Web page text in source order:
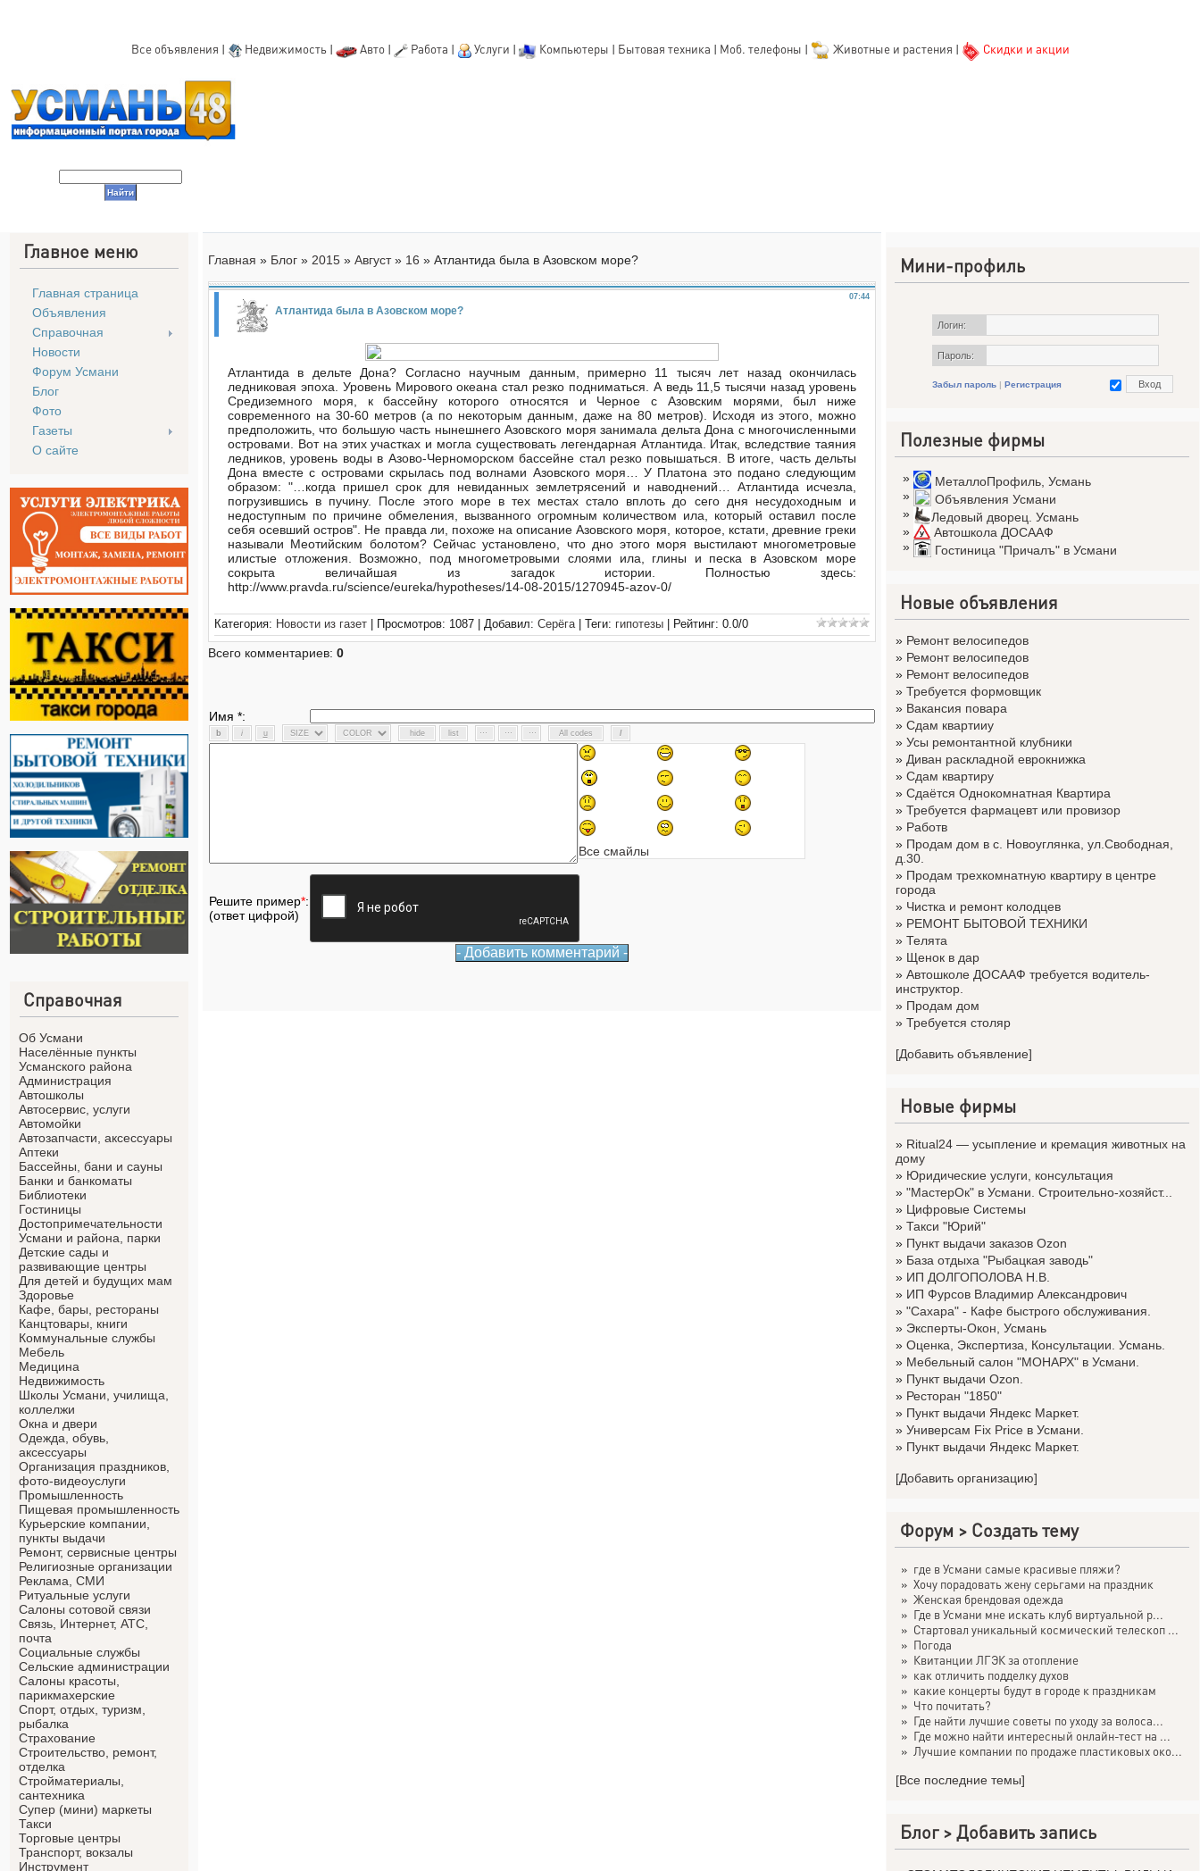
Все объявления | Недвижимость | Авто| Работа | Услуги | Компьютеры | Бытовая техника | Моб. телефоны | Животные и растения | Скидки и акции
Главное меню
Главная страница
Объявления
Справочная
Новости
Форум Усмани
Блог
Фото
Газеты
О сайте
Справочная
Об Усмани
Населённые пункты
Усманского района
Администрация
Автошколы
Автосервис, услуги
Автомойки
Автозапчасти, аксессуары
Аптеки
Бассейны, бани и сауны
Банки и банкоматы
Библиотеки
Гостиницы
Достопримечательности
Усмани и района, парки
Детские сады и
развивающие центры
Для детей и будущих мам
Здоровье
Кафе, бары, рестораны
Канцтовары, книги
Коммунальные службы
Мебель
Медицина
Недвижимость
Школы Усмани, училища,
коллелжи
Окна и двери
Одежда, обувь,
аксессуары
Организация праздников,
фото-видеоуслуги
Промышленность
Пищевая промышленность
Курьерские компании,
пункты выдачи
Ремонт, сервисные центры
Религиозные организации
Реклама, СМИ
Ритуальные услуги
Салоны сотовой связи
Связь, Интернет, АТС,
почта
Социальные службы
Сельские администрации
Салоны красоты,
парикмахерские
Спорт, отдых, туризм,
рыбалка
Страхование
Строительство, ремонт,
отделка
Cтройматериалы,
сантехника
Супер (мини) маркеты
Такси
Торговые центры
Транспорт, вокзалы
Инструмент
Главная » Блог » 2015 » Август » 16 » Атлантида была в Азовском море?
07:44
Атлантида была в Азовском море?
Атлантида в дельте Дона? Согласно научным данным, примерно 11 тысяч лет назад окончилась
ледниковая эпоха. Уровень Мирового океана стал резко подниматься. А ведь 11,5 тысячи назад уровень
Средиземного моря, к бассейну которого относятся и Черное с Азовским морями, был ниже
современного на 30-60 метров (а по некоторым данным, даже на 80 метров). Исходя из этого, можно
предположить, что большую часть нынешнего Азовского моря занимала дельта Дона с многочисленными
островами. Вот на этих участках и могла существовать легендарная Атлантида. Итак, вследствие таяния
ледников, уровень воды в Азово-Черноморском бассейне стал резко повышаться. В итоге, часть дельты
Дона вместе с островами скрылась под волнами Азовского моря… У Платона это подано следующим
образом: "…когда пришел срок для невиданных землетрясений и наводнений… Атлантида исчезла,
погрузившись в пучину. После этого море в тех местах стало вплоть до сего дня несудоходным и
недоступным по причине обмеления, вызванного огромным количеством ила, который оставил после
себя осевший остров". Не правда ли, похоже на описание Азовского моря, которое, кстати, древние греки
называли Меотийским болотом? Сейчас установлено, что дно этого моря выстилают многометровые
илистые отложения. Возможно, под многометровыми слоями ила, глины и песка в Азовском море
сокрыта величайшая из загадок истории. Полностью здесь:
http://www.pravda.ru/science/eureka/hypotheses/14-08-2015/1270945-azov-0/
Категория: Новости из газет | Просмотров: 1087 | Добавил: Серёга| Теги: гипотезы | Рейтинг: 0.0/0
Всего комментариев: 0
Имя *:
Все смайлы
Решите пример*:
(ответ цифрой)
Мини-профиль
Логин:
Пароль:
Забыл пароль | Регистрация
Полезные фирмы
» МеталлоПрофиль Усмань
»
Объявления Усмани
»
Ледовый дворец. Усмань
»
Автошкола ДОСААФ
»
Гостиница "Причалъ" в Усмани
Новые объявления
» Ремонт велосипедов
» Ремонт велосипедов
» Ремонт велосипедов
» Требуется формовщик
» Вакансия повара
» Сдам квартииу
» Усы ремонтантной клубники
» Диван раскладной еврокнижка
» Сдам квартиру
» Сдаётся Однокомнатная Квартира
» Требуется фармацевт или провизор
» Работв
» Продам дом в с. Новоуглянка, ул.Свободная,
д.30.
» Продам трехкомнатную квартиру в центре
города
» Чистка и ремонт колодцев
» РЕМОНТ БЫТОВОЙ ТЕХНИКИ
» Телята
» Щенок в дар
» Автошколе ДОСААФ требуется водитель-
инструктор.
» Продам дом
» Требуется столяр
[Добавить объявление]
Новые фирмы
» Ritual24 — усыпление и кремация животных на
дому
» Юридические услуги, консультация
» "МастерОк" в Усмани. Строительно-хозяйст...
» Цифровые Системы
» Такси "Юрий"
» Пункт выдачи заказов Ozon
» База отдыха "Рыбацкая заводь"
» ИП ДОЛГОПОЛОВА Н.В.
» ИП Фурсов Владимир Александрович
» "Сахара" - Кафе быстрого обслуживания.
» Эксперты-Окон, Усмань
» Оценка, Экспертиза, Консультации. Усмань.
» Мебельный салон "МОНАРХ" в Усмани.
» Пункт выдачи Ozon.
» Ресторан "1850"
» Пункт выдачи Яндекс Маркет.
» Универсам Fix Price в Усмани.
» Пункт выдачи Яндекс Маркет.
[Добавить организацию]
Форум > Создать тему
» где в Усмани самые красивые пляжи?
» Хочу порадовать жену серьгами на праздник
» Женская брендовая одежда
» Где в Усмани мне искать клуб виртуальной р...
» Стартовал уникальный космический телескоп ...
» Погода
» Квитанции ЛГЭК за отопление
» как отличить подделку духов
» какие концерты будут в городе к праздникам
» Что почитать?
» Где найти лучшие советы по уходу за волоса...
» Где можно найти интересный онлайн-тест на ...
» Лучшие компании по продаже пластиковых око...
[Все последние темы]
Блог >Добавить запись